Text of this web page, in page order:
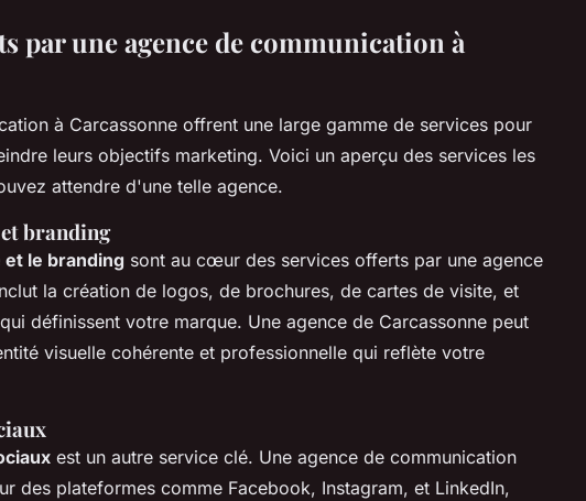
par une agence de communication à
à Carcassonne offrent une large gamme de services pour
leurs objectifs marketing. Voici un aperçu des services les
attendre d'une telle agence.
branding
le branding sont au cœur des services offerts par une agence
la création de logos, de brochures, de cartes de visite, et
définissent votre marque. Une agence de Carcassonne peut
visuelle cohérente et professionnelle qui reflète votre
est un autre service clé. Une agence de communication
des plateformes comme Facebook, Instagram, et LinkedIn,